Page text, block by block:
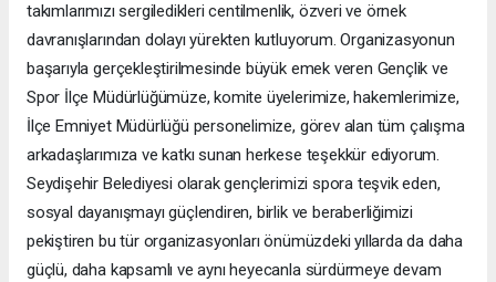
takımlarımızı sergiledikleri centilmenlik, özveri ve örnek
davranışlarından dolayı yürekten kutluyorum. Organizasyonun
başarıyla gerçekleştirilmesinde büyük emek veren Gençlik ve
Spor İlçe Müdürlüğümüze, komite üyelerimize, hakemlerimize,
İlçe Emniyet Müdürlüğü personelimize, görev alan tüm çalışma
arkadaşlarımıza ve katkı sunan herkese teşekkür ediyorum.
Seydişehir Belediyesi olarak gençlerimizi spora teşvik eden,
sosyal dayanışmayı güçlendiren, birlik ve beraberliğimizi
pekiştiren bu tür organizasyonları önümüzdeki yıllarda da daha
güçlü, daha kapsamlı ve aynı heyecanla sürdürmeye devam